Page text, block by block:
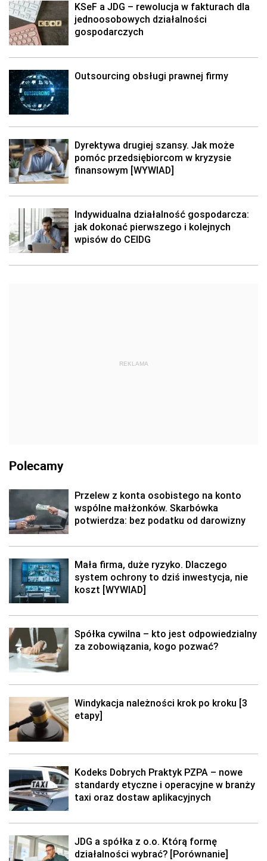
KSeF a JDG – rewolucja w fakturach dla
jednoosobowych działalności
gospodarczych
Outsourcing obsługi prawnej firmy
Dyrektywa drugiej szansy. Jak może
pomóc przedsiębiorcom w kryzysie
finansowym [WYWIAD]
Indywidualna działalność gospodarcza:
jak dokonać pierwszego i kolejnych
wpisów do CEIDG
REKLAMA
Polecamy
Przelew z konta osobistego na konto
wspólne małżonków. Skarbówka
potwierdza: bez podatku od darowizny
Mała firma, duże ryzyko. Dlaczego
system ochrony to dziś inwestycja, nie
koszt [WYWIAD]
Spółka cywilna – kto jest odpowiedzialny
za zobowiązania, kogo pozwać?
Windykacja należności krok po kroku [3
etapy]
Kodeks Dobrych Praktyk PZPA – nowe
standardy etyczne i operacyjne w branży
taxi oraz dostaw aplikacyjnych
JDG a spółka z o.o. Którą formę
działalności wybrać? [Porównanie]